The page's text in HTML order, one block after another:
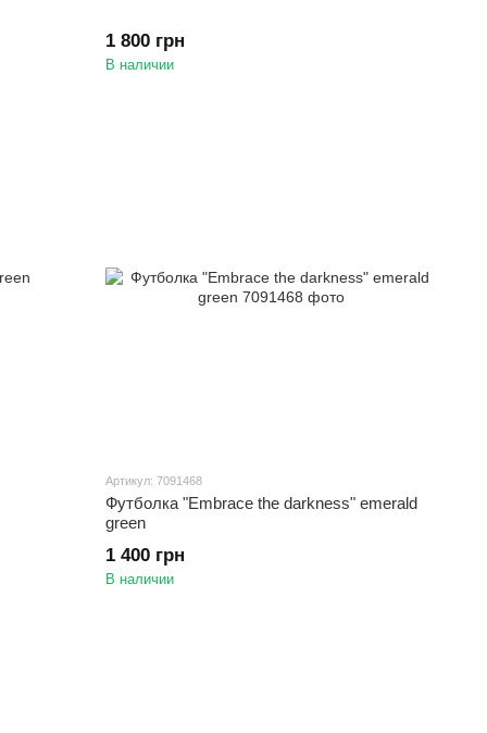
1 800 грн
В наличии
Артикул: 7091468
Футболка "Embrace the darkness" emerald
green
1 400 грн
В наличии